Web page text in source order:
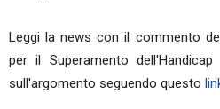
Leggi la news con il commento
per il Superamento
sull'argomento seguendo questo